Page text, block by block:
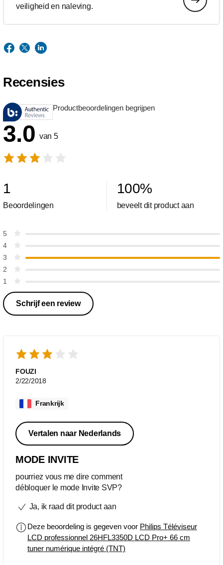
veiligheid en naleving.
Recensies
Productbeoordelingen begrijpen
3.0 van 5
1
Beoordelingen
100%
beveelt dit product aan
5
4
3
2
1
Schrijf een review
FOUZI
2/22/2018
Frankrijk
Vertalen naar Nederlands
MODE INVITE
pourriez vous me dire comment
débloquer le mode Invite SVP?
Ja, ik raad dit product aan
Deze beoordeling is gegeven voor Philips Téléviseur
LCD professionnel 26HFL3350D LCD Pro+ 66 cm
tuner numérique intégré (TNT)